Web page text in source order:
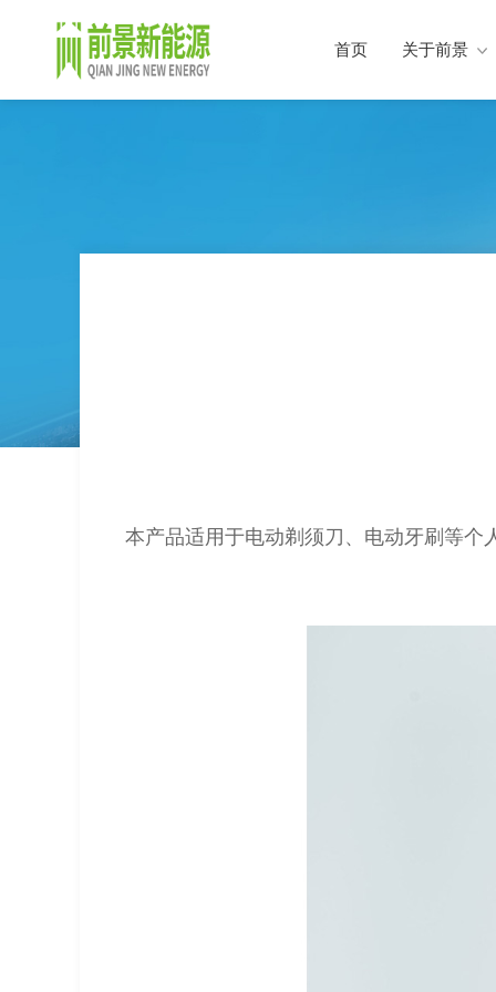
首页 关于前景
本产品适用于电动剃须刀、电动牙刷等